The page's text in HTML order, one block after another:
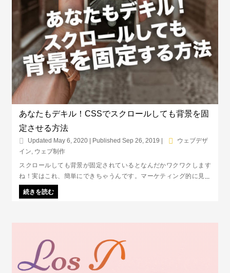
あなたもデキル！CSSでスクロールしても背景を固
定させる方法
Updated May 6, 2020 | Published Sep 26, 2019
ウェブデザ
イン, ウェブ制作
スクロールしても背景が固定されているとなんだかワクワクします
ね！実はこれ、簡単にできちゃうんです。マーケティング的に見る
と、伝えたいことに集中させられるというのがメリット。
background-attachmentというCSSを使って、早速背景を固定してみ
続きを読む